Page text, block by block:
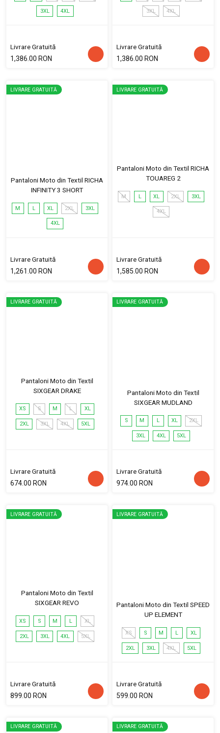
3XL 4XL
Livrare Gratuită
1,386.00 RON
3XL 4XL
Livrare Gratuită
1,386.00 RON
LIVRARE GRATUITĂ
Pantaloni Moto din Textil RICHA
INFINITY 3 SHORT
M L XL 2XL 3XL
4XL
Livrare Gratuită
1,261.00 RON
LIVRARE GRATUITĂ
Pantaloni Moto din Textil RICHA
TOUAREG 2
M L XL 2XL 3XL
4XL
Livrare Gratuită
1,585.00 RON
LIVRARE GRATUITĂ
Pantaloni Moto din Textil
SIXGEAR DRAKE
XS S M L XL
2XL 3XL 4XL 5XL
Livrare Gratuită
674.00 RON
LIVRARE GRATUITĂ
Pantaloni Moto din Textil
SIXGEAR MUDLAND
S M L XL 2XL
3XL 4XL 5XL
Livrare Gratuită
974.00 RON
LIVRARE GRATUITĂ
Pantaloni Moto din Textil
SIXGEAR REVO
XS S M L XL
2XL 3XL 4XL 5XL
Livrare Gratuită
899.00 RON
LIVRARE GRATUITĂ
Pantaloni Moto din Textil SPEED
UP ELEMENT
XS S M L XL
2XL 3XL 4XL 5XL
Livrare Gratuită
599.00 RON
LIVRARE GRATUITĂ LIVRARE GRATUITĂ